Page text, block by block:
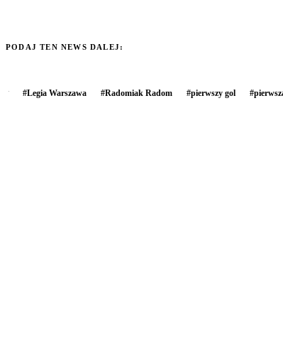
PODAJ TEN NEWS DALEJ:
#Legia Warszawa #Radomiak Radom #pierwszy gol #